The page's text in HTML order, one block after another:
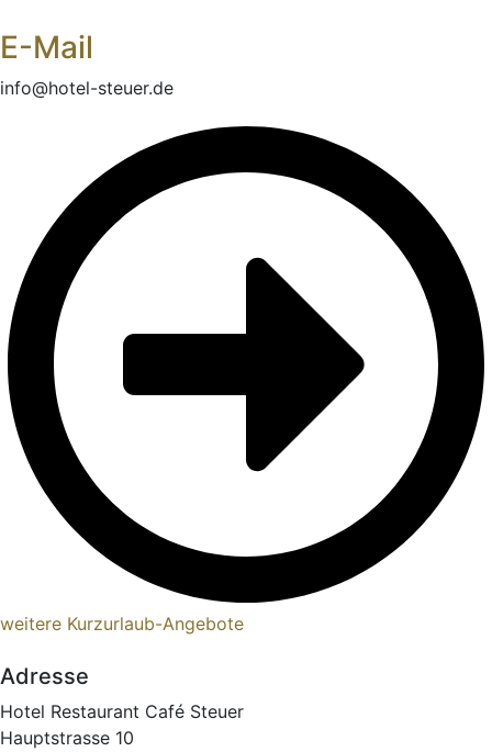
E-Mail
info@hotel-steuer.de
weitere Kurzurlaub-Angebote
Adresse
Hotel Restaurant Café Steuer
Hauptstrasse 10